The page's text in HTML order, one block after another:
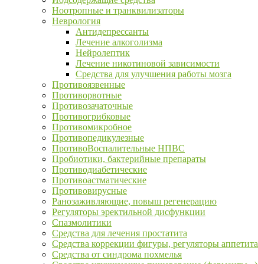
Ноотропные и транквилизаторы
Неврология
Антидепрессанты
Лечение алкоголизма
Нейролептик
Лечение никотиновой зависимости
Средства для улучшения работы мозга
Противоязвенные
Противорвотные
Противозачаточные
Противогрибковые
Противомикробное
Противопедикулезные
ПротивоВоспалительные НПВС
Пробиотики, бактерийные препараты
Противодиабетические
Противоастматические
Противовирусные
Ранозаживляющие, повыш регенерацию
Регуляторы эректильной дисфункции
Спазмолитики
Средства для лечения простатита
Средства коррекции фигуры, регуляторы аппетита
Средства от синдрома похмелья